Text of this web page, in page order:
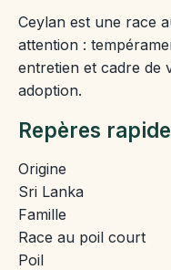
Ceylan est une race
attention :
entretien et cadre de
adoption.
Repères
Origine
Sri Lanka
Famille
Race au poil court
Poil